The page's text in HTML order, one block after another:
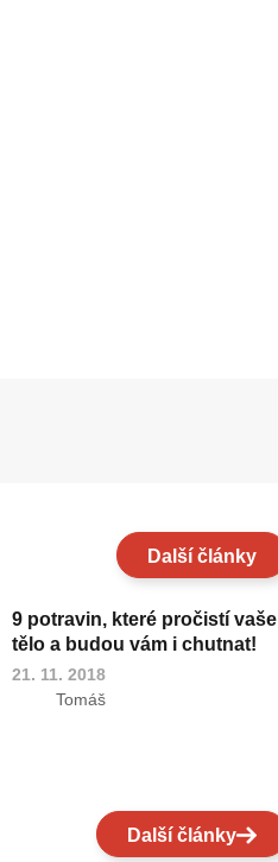
Další články
9 potravin, které pročistí vaše
tělo a budou vám i chutnat!
21. 11. 2018
Tomáš
Další články